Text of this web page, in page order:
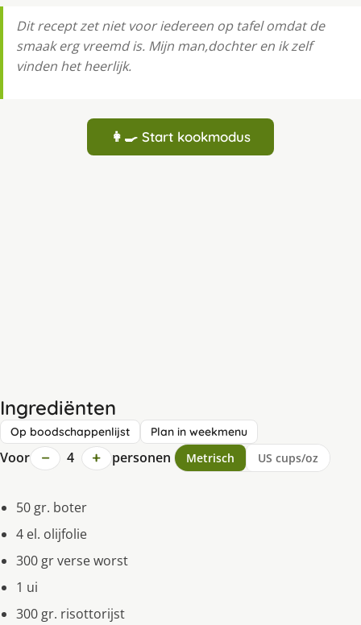
Dit recept zet niet voor iedereen op tafel omdat de
smaak erg vreemd is. Mijn man,dochter en ik zelf
vinden het heerlijk.
👩‍🍳 Start kookmodus
Ingrediënten
Op boodschappenlijst Plan in weekmenu
Voor − 4 + personen Metrisch US cups/oz
50 gr. boter
4 el. olijfolie
300 gr verse worst
1 ui
300 gr. risottorijst